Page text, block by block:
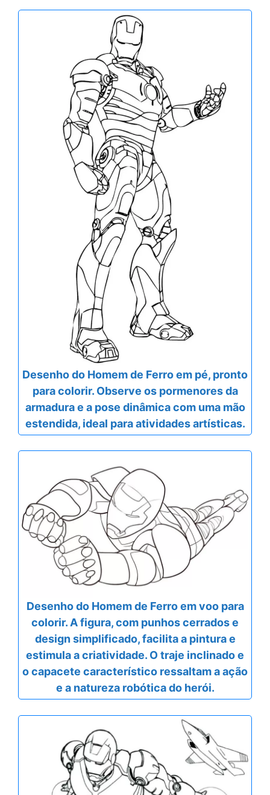
Desenho do Homem de Ferro em pé, pronto
para colorir. Observe os pormenores da
armadura e a pose dinâmica com uma mão
estendida, ideal para atividades artísticas.
Desenho do Homem de Ferro em voo para
colorir. A figura, com punhos cerrados e
design simplificado, facilita a pintura e
estimula a criatividade. O traje inclinado e
o capacete característico ressaltam a ação
e a natureza robótica do herói.